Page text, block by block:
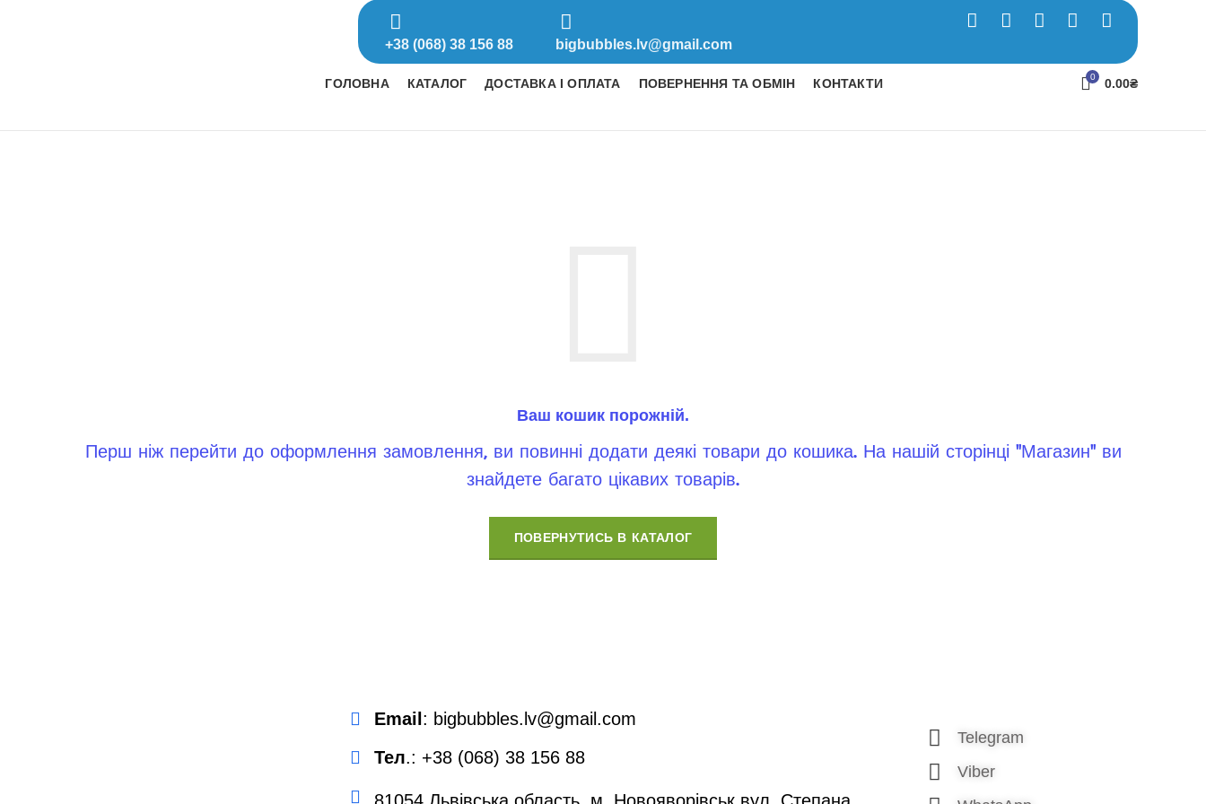
+38 (068) 38 156 88 bigbubbles.lv@gmail.com
ГОЛОВНА КАТАЛОГ ДОСТАВКА І ОПЛАТА ПОВЕРНЕННЯ ТА ОБМІН КОНТАКТИ 0 0.00₴
Ваш кошик порожній.
Перш ніж перейти до оформлення замовлення, ви повинні додати деякі товари до кошика. На нашій сторінці "Магазин" ви
знайдете багато цікавих товарів.
ПОВЕРНУТИСЬ В КАТАЛОГ
Email : bigbubbles.lv@gmail.com
Тел.: +38 (068) 38 156 88
Telegram
Viber